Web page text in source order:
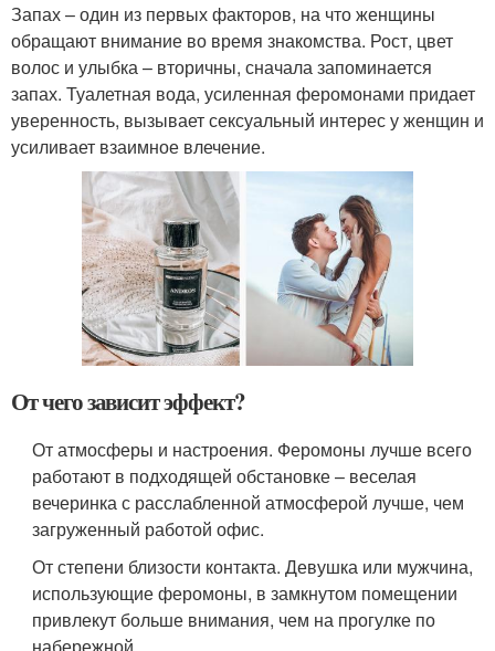
Запах – один из первых факторов, на что женщины
обращают внимание во время знакомства. Рост, цвет
волос и улыбка – вторичны, сначала запоминается
запах. Туалетная вода, усиленная феромонами придает
уверенность, вызывает сексуальный интерес у женщин и
усиливает взаимное влечение.
От чего зависит эффект?
От атмосферы и настроения. Феромоны лучше всего
работают в подходящей обстановке – веселая
вечеринка с расслабленной атмосферой лучше, чем
загруженный работой офис.
От степени близости контакта. Девушка или мужчина,
использующие феромоны, в замкнутом помещении
привлекут больше внимания, чем на прогулке по